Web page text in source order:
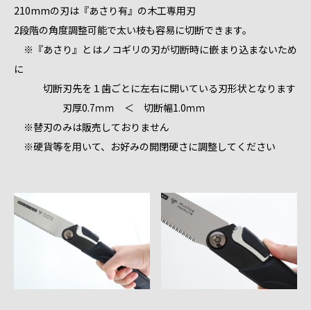
210mmの刃は『あさり有』の木工専用刃
2段階の角度調整可能で太い枝も容易に切断できます。
※『あさり』とはノコギリの刃が切断時に嵌まり込まないため
に
切断刃先を１歯ごとに左右に開いている刃形状となります
刃厚0.7ｍｍ ＜ 切断幅1.0ｍｍ
※替刃のみは販売しておりません
※硬貨等を用いて、お好みの開閉硬さに調整してください